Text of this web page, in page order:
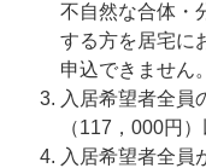
不自然な合体・
する方を居宅に
申込できません。
入居希望者全員
（117，000円
入居希望者全員